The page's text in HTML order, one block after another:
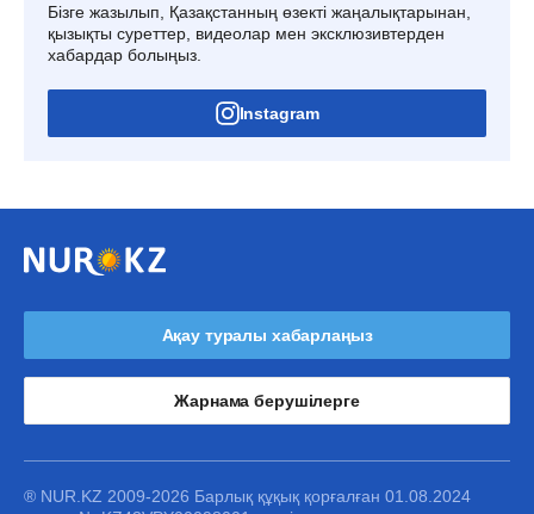
Бізге жазылып, Қазақстанның өзекті жаңалықтарынан,
қызықты суреттер, видеолар мен эксклюзивтерден
хабардар болыңыз.
Instagram
Ақау туралы хабарлаңыз
Жарнама берушілерге
® NUR.KZ 2009-2026 Барлық құқық қорғалған 01.08.2024